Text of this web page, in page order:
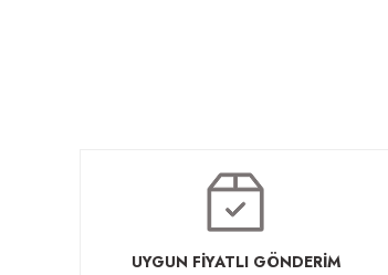
91.520,00 TL
UYGUN FİYATLI GÖNDERİM